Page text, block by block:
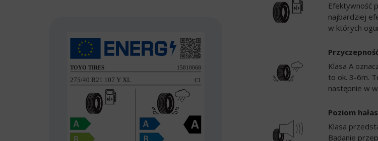
Efektywność
najbardziej
w których
Klasa A
to ok. 3-6m.
następnie w
Poziom
Klasa
Badanie